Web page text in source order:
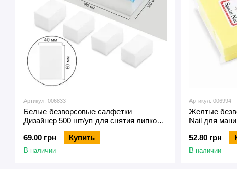
Артикул: 006833
Белые безворсовые салфетки
Дизайнер 500 шт/уп для снятия липкого
слоя с ногтей
69.00 грн
Купить
В наличии
Артикул: 006994
Желтые
Nail для
52.80 грн
В наличии